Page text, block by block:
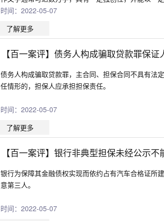
时间：2022-05-07
了解更多
【百一案评】债务人构成骗取贷款罪保
债务人构成骗取贷款罪，主合同、担保合同不具有法
任情形的，担保人应承担担保责任。
时间：2022-05-07
了解更多
【百一案评】银行非典型担保未经公示
银行为保障其金融债权实现而依约占有汽车合格证所
意第三人。
时间：2022-05-07